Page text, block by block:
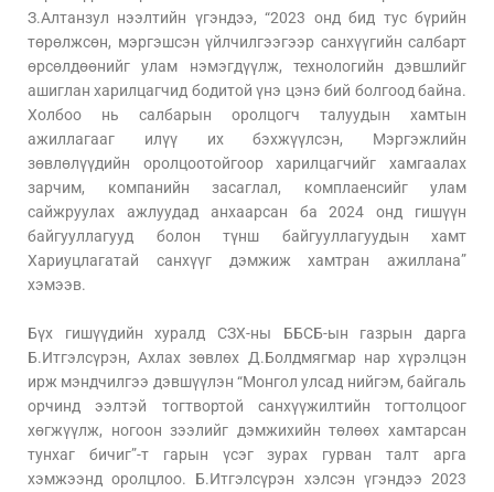
З.Алтанзул нээлтийн үгэндээ, “2023 онд бид тус бүрийн
төрөлжсөн, мэргэшсэн үйлчилгээгээр санхүүгийн салбарт
өрсөлдөөнийг улам нэмэгдүүлж, технологийн дэвшлийг
ашиглан харилцагчид бодитой үнэ цэнэ бий болгоод байна.
Холбоо нь салбарын оролцогч талуудын хамтын
ажиллагааг илүү их бэхжүүлсэн, Мэргэжлийн
зөвлөлүүдийн оролцоотойгоор харилцагчийг хамгаалах
зарчим, компанийн засаглал, комплаенсийг улам
сайжруулах ажлуудад анхаарсан ба 2024 онд гишүүн
байгууллагууд болон түнш байгууллагуудын хамт
Хариуцлагатай санхүүг дэмжиж хамтран ажиллана”
хэмээв.
Бүх гишүүдийн хуралд СЗХ-ны ББСБ-ын газрын дарга
Б.Итгэлсүрэн, Ахлах зөвлөх Д.Болдмягмар нар хүрэлцэн
ирж мэндчилгээ дэвшүүлэн “Монгол улсад нийгэм, байгаль
орчинд ээлтэй тогтвортой санхүүжилтийн тогтолцоог
хөгжүүлж, ногоон зээлийг дэмжихийн төлөөх хамтарсан
тунхаг бичиг”-т гарын үсэг зурах гурван талт арга
хэмжээнд оролцлоо. Б.Итгэлсүрэн хэлсэн үгэндээ 2023